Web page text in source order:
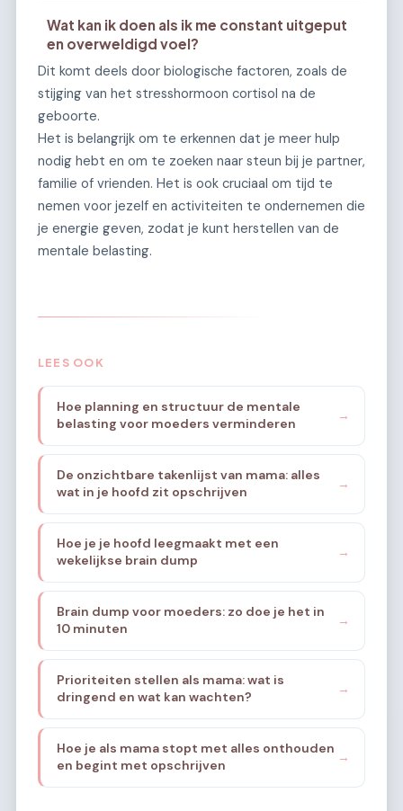
Wat kan ik doen als ik me constant uitgeput
en overweldigd voel?
Dit komt deels door biologische factoren, zoals de
stijging van het stresshormoon cortisol na de
geboorte.
Het is belangrijk om te erkennen dat je meer hulp
nodig hebt en om te zoeken naar steun bij je partner,
familie of vrienden. Het is ook cruciaal om tijd te
nemen voor jezelf en activiteiten te ondernemen die
je energie geven, zodat je kunt herstellen van de
mentale belasting.
LEES OOK
Hoe planning en structuur de mentale
belasting voor moeders verminderen
→
De onzichtbare takenlijst van mama: alles
wat in je hoofd zit opschrijven
→
Hoe je je hoofd leegmaakt met een
wekelijkse brain dump
→
Brain dump voor moeders: zo doe je het in
10 minuten
→
Prioriteiten stellen als mama: wat is
dringend en wat kan wachten?
→
Hoe je als mama stopt met alles onthouden
en begint met opschrijven
→